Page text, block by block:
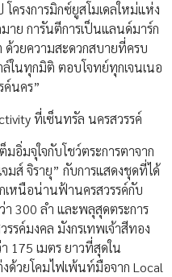
ครงการมิกซ์ยูสโมเดลใหม่แห่ง
ย การันตีการเป็นแลนด์มาร์ก
วยความสะดวกสบายที่ครบ
ในทุกมิติ ตอบโจทย์ทุกเจนเนอ
ค์นคร”
ที่เซ็นทรัล นครสวรรค์
อิ่มจุใจกับโชว์ตระการตาจาก
มส์ จิรายุ” กับการแสดงชุดที่ได้
เหนือน่านฟ้านครสวรรค์กับ
300 ลำ และพลุสุดตระการ
รค์มงคล มังกรเทพเจ้าสีทอง
175 เมตร ยาวที่สุดใน
ด้วยโคมไฟเพ้นท์มือจาก Local